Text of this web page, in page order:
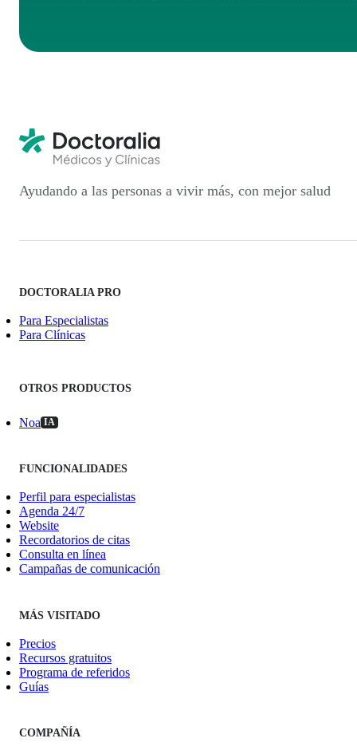
Ayudando a las personas a vivir más, con mejor salud
DOCTORALIA PRO
Para Especialistas
Para Clínicas
OTROS PRODUCTOS
Noa IA
FUNCIONALIDADES
Perfil para especialistas
Agenda 24/7
Website
Recordatorios de citas
Consulta en línea
Campañas de comunicación
MÁS VISITADO
Precios
Recursos gratuitos
Programa de referidos
Guías
COMPAÑÍA